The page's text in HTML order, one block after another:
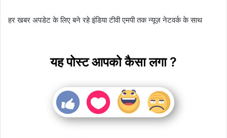
हर खबर अपडेट के लिए बने रहे इंडिया टीवी एमपी तक न्यूज़ नेटवर्क के साथ
यह पोस्ट आपको कैसा लगा ?